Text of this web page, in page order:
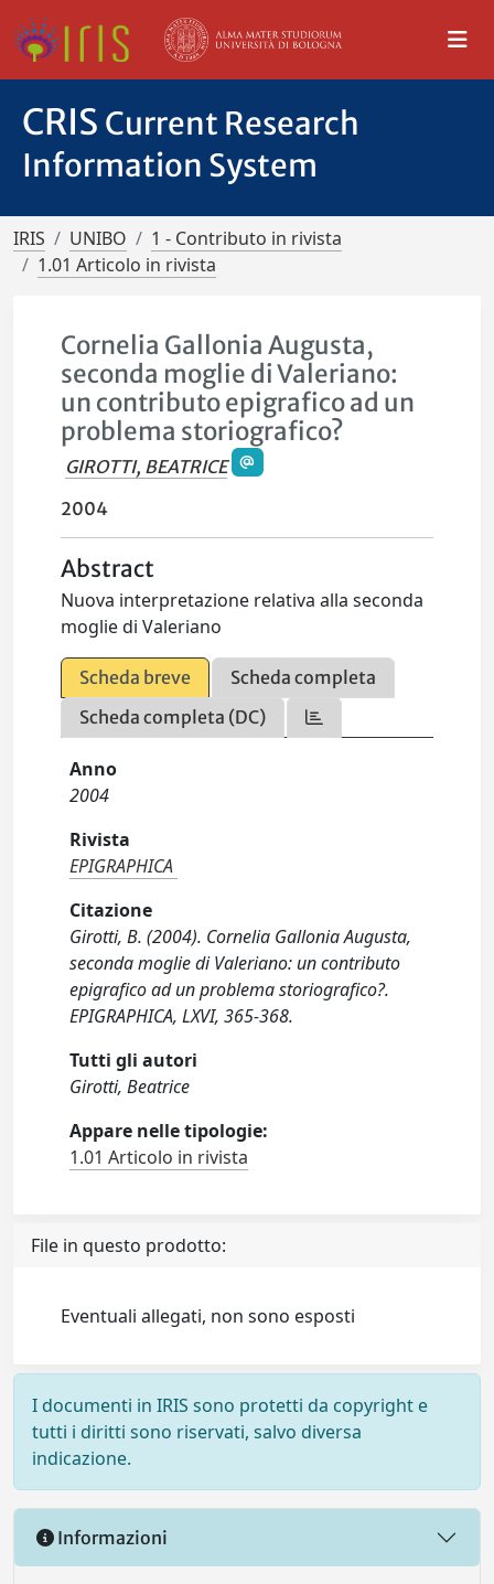
CRIS Current Research
Information System
IRIS UNIBO
1 - Contributo in rivista
1.01 Articolo in rivista
Cornelia Gallonia Augusta,
seconda moglie di Valeriano:
un contributo epigrafico ad un
problema storiografico?
GIROTTI, BEATRICE
2004
Abstract
Nuova interpretazione relativa alla seconda
moglie di Valeriano
Scheda breve
Scheda completa
Scheda completa (DC)
Anno
2004
Rivista
EPIGRAPHICA
Citazione
Girotti, B. (2004). Cornelia Gallonia Augusta,
seconda moglie di Valeriano: un contributo
epigrafico ad un problema storiografico?.
EPIGRAPHICA, LXVI, 365-368.
Tutti gli autori
Girotti, Beatrice
Appare nelle tipologie:
1.01 Articolo in rivista
File in questo prodotto:
Eventuali allegati, non sono esposti
I documenti in IRIS sono protetti da copyright e
tutti i diritti sono riservati, salvo diversa
indicazione.
Informazioni